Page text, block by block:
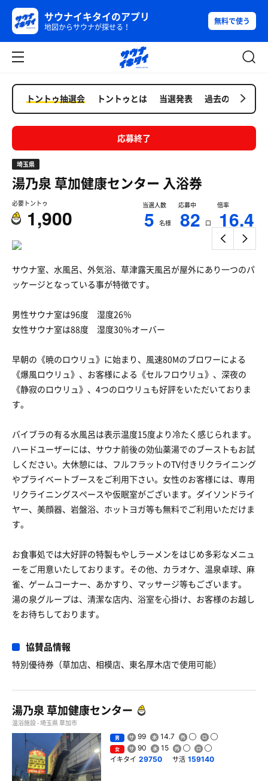
サウナイキタイのアプリ
地図からサウナが探せる！
無料で使う
トントゥ抽選会 トントゥとは 当選発表 過去の抽選会
応募終了
埼玉県
湯乃泉 草加健康センター 入浴券
必要トントゥ
1,900
当選人数
5 名様
応募中
82 口
倍率
16.4
サウナ室、水風呂、外気浴、草津露天風呂が屋外にあり一つのパ
ッケージとなっている事が特徴です。
男性サウナ室は96度 湿度26％
女性サウナ室は88度 湿度30％オーバー
早朝の《暁のロウリュ》に始まり、風速80Mのブロワーによる
《爆風ロウリュ》、お客様による《セルフロウリュ》、深夜の
《静寂のロウリュ》、4つのロウリュも好評をいただいておりま
す。
バイブラの有る水風呂は表示温度15度より冷たく感じられます。
ハードユーザーには、サウナ前後の効仙薬湯でのブーストもお試
しください。大休憩には、フルフラットのTV付きリクライニング
やプライベートブースをご利用下さい。女性のお客様には、専用
リクライニングスペースや仮眠室がございます。ダイソンドライ
ヤー、美顔器、岩盤浴、ホットヨガ等も無料でご利用いただけま
す。
お食事処では大好評の特製もやしラーメンをはじめ多彩なメニュ
ーをご用意いたしております。その他、カラオケ、温泉卓球、麻
雀、ゲームコーナー、あかすり、マッサージ等もございます。
湯の泉グループは、清潔な店内、浴室を心掛け、お客様のお越し
をお待ちしております。
協賛品情報
特別優待券（草加店、相模店、東名厚木店で使用可能）
湯乃泉 草加健康センター
温浴施設 - 埼玉県 草加市
男 99 14.7
女 90 15
イキタイ 29750 サ活 159140